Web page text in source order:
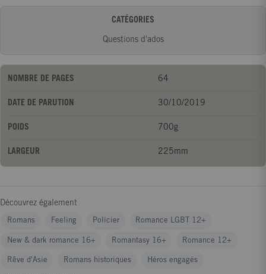
CATÉGORIES
Questions d'ados
NOMBRE DE PAGES 64
DATE DE PARUTION 30/10/2019
POIDS 700g
LARGEUR 225mm
Découvrez également
Romans Feeling Policier Romance LGBT 12+
New & dark romance 16+ Romantasy 16+ Romance 12+
Rêve d'Asie Romans historiques Héros engagés